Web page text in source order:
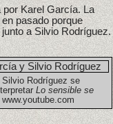
Karel García. La
pasado porque
a Silvio Rodríguez.
Rodríguez se
Lo sensible se
www.youtube.com